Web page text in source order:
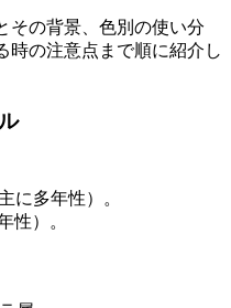
その背景、色別の使い分
時の注意点まで順に紹介し
に多年性）。
性）。